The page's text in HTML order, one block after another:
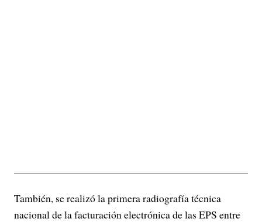
También, se realizó la primera radiografía técnica
nacional de la facturación electrónica de las EPS entre